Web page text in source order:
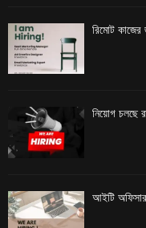
রিমোট
নিয়োগ চলছে
আইটি অফিসার